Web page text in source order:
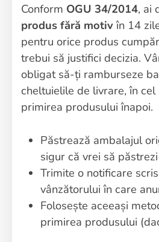
Conform OGU 34/2014, ai
produs fără motivîn 14
pentru orice produs
trebui să justifici decizia.
obligat să-ți ramburseze
cheltuielile de livrare, în
primirea produsului înapoi.
Păstrează ambalajul
sigur că vrei să
Trimite o notificare
vânzătorului în care
Folosește aceeași
primirea produsului